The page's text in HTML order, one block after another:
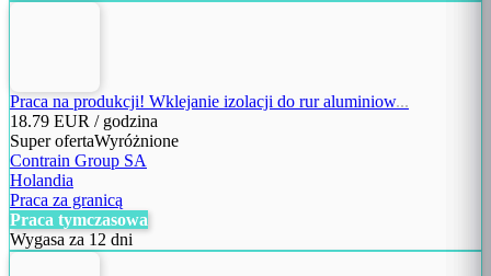
Praca na produkcji! Wklejanie izolacji do rur aluminiow...
18.79 EUR / godzina
Super ofertaWyróżnione
Contrain Group SA
Holandia
Praca za granicą
Praca tymczasowa
Wygasa za 12 dni